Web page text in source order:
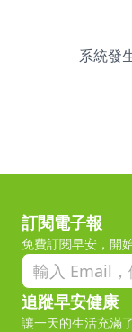
系統發
訂閱電子報
免費訂閱早安，開
追蹤早安健康
讓一天的生活充滿